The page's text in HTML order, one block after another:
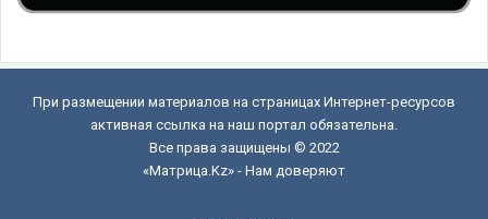
При размещении материалов на страницах Интернет-ресурсов
активная ссылка на наш портал обязательна.
Все права защищены © 2022
«Матрица.Kz» - Нам доверяют